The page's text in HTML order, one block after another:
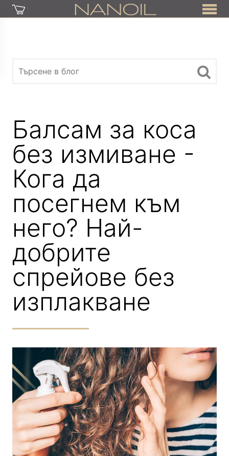
Балсам за коса
без измиване -
Кога да
посегнем към
него? Най-
добрите
спрейове без
изплакване